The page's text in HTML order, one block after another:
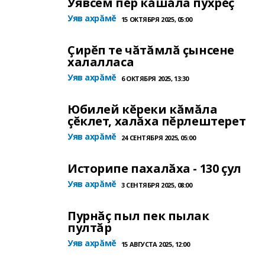
Уяв ахрăмĕ 15 ОКТЯБРЯ 2025, 05:00
Çирĕп те чăтăмлă çынсене
халалласа
Уяв ахрăмĕ 6 ОКТЯБРЯ 2025, 13:30
Юбилей кĕреки кăмăла
çĕклет, халăха пĕрлештерет
Уяв ахрăмĕ 24 СЕНТЯБРЯ 2025, 05:00
Историпе пахалăха - 130 çул
Уяв ахрăмĕ 3 СЕНТЯБРЯ 2025, 08:00
Пурнăç пыл пек пылак
пултăр
Уяв ахрăмĕ 15 АВГУСТА 2025, 12:00